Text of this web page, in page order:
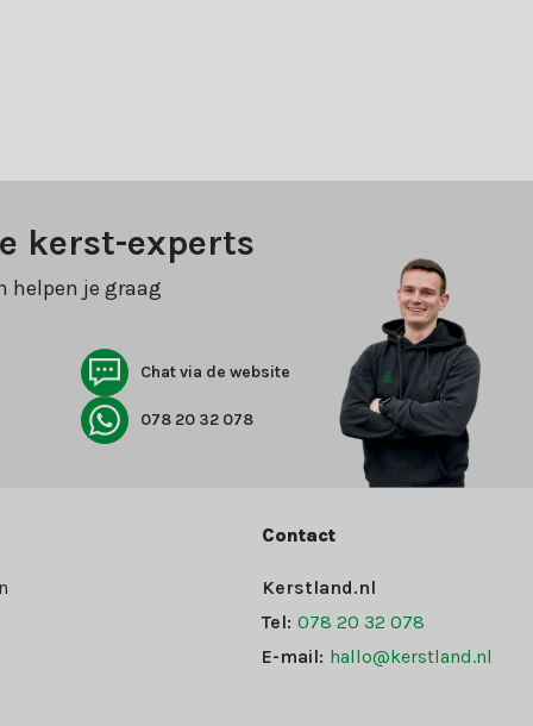
kerst-experts
helpen je graag
Chat via de website
078 20 32 078
Contact
Kerstland.nl
Tel: 078 20 32 078
E-mail: hallo@kerstland.nl